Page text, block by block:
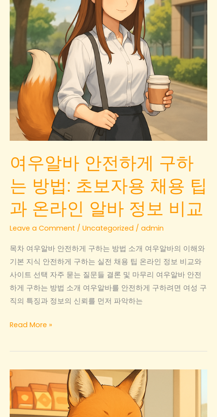
전
수
칙
으
로
도
높
은
리
기
면
접
비
체
크
리
스
여우알바 안전하게 구하
는 방법: 초보자용 채용 팁
과 온라인 알바 정보 비교
Leave a Comment / Uncategorized / admin
목차 여우알바 안전하게 구하는 방법 소개 여우알바의 이해와
기본 지식 안전하게 구하는 실전 채용 팁 온라인 정보 비교와
사이트 선택 자주 묻는 질문들 결론 및 마무리 여우알바 안전
하게 구하는 방법 소개 여우알바를 안전하게 구하려면 여성 구
직의 특징과 정보의 신뢰를 먼저 파악하는
여
알
안
전
하
Read More »